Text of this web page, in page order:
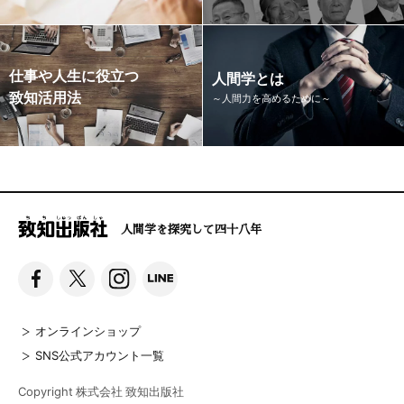
仕事や人生に役立つ
致知活用法
人間学とは
～人間力を高めるために～
人間学を探究して四十八年
オンラインショップ
SNS公式アカウント一覧
Copyright 株式会社 致知出版社